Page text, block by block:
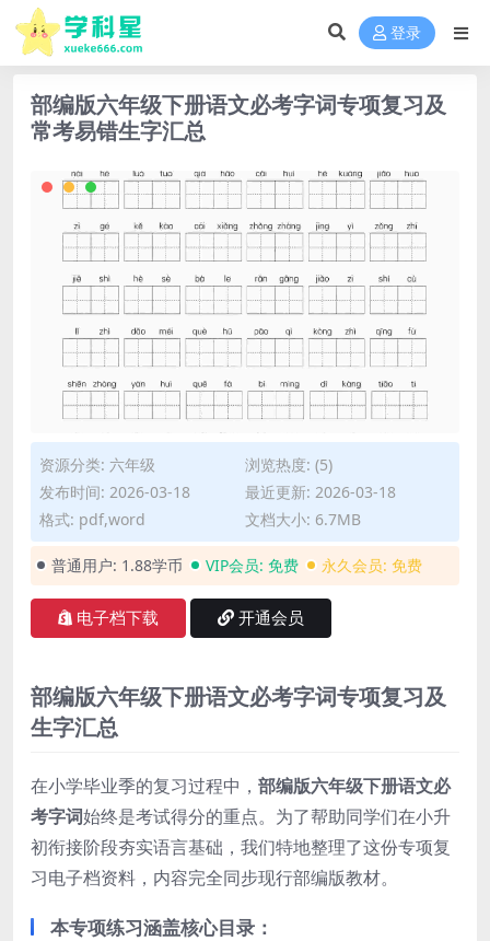
登录
部编版六年级下册语文必考字词专项复习及
常考易错生字汇总
资源分类: 六年级
浏览热度: (5)
发布时间: 2026-03-18
最近更新: 2026-03-18
格式: pdf,word
文档大小: 6.7MB
普通用户: 1.88学币 VIP会员: 免费 永久会员: 免费
电子档下载 开通会员
部编版六年级下册语文必考字词专项复习及
生字汇总
在小学毕业季的复习过程中， 部编版六年级下册语文必
考字词始终是考试得分的重点。为了帮助同学们在小升
初衔接阶段夯实语言基础，我们特地整理了这份专项复
习电子档资料，内容完全同步现行部编版教材。
本专项练习涵盖核心目录：